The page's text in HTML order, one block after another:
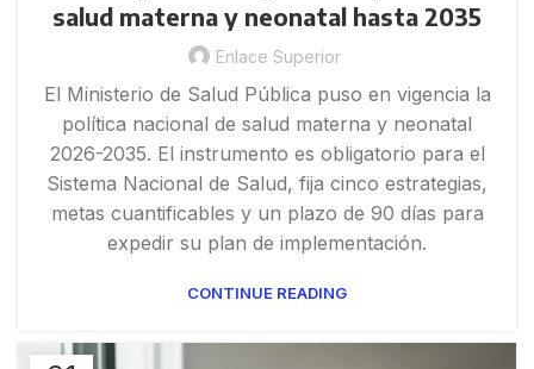
salud materna y neonatal hasta 2035
Enlace Superior
El Ministerio de Salud Pública puso en vigencia la
política nacional de salud materna y neonatal
2026-2035. El instrumento es obligatorio para el
Sistema Nacional de Salud, fija cinco estrategias,
metas cuantificables y un plazo de 90 días para
expedir su plan de implementación.
CONTINUE READING